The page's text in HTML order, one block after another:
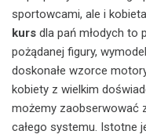
sportowcami, ale i
kurs dla pań młodych to
pożądanej figury,
doskonałe wzorce
kobiety z wielkim
możemy zaobserwować
całego systemu. Istotne